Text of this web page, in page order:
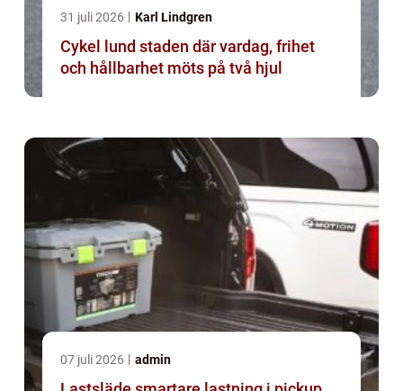
31 juli 2026 Karl Lindgren
Cykel lund staden där vardag, frihet
och hållbarhet möts på två hjul
07 juli 2026 admin